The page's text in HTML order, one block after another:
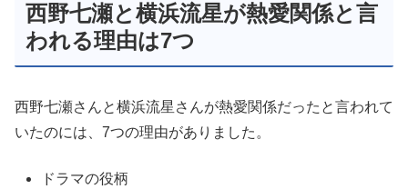
西野七瀬と横浜流星が熱愛関係と言
われる理由は7つ
西野七瀬さんと横浜流星さんが熱愛関係だったと言われて
いたのには、7つの理由がありました。
ドラマの役柄